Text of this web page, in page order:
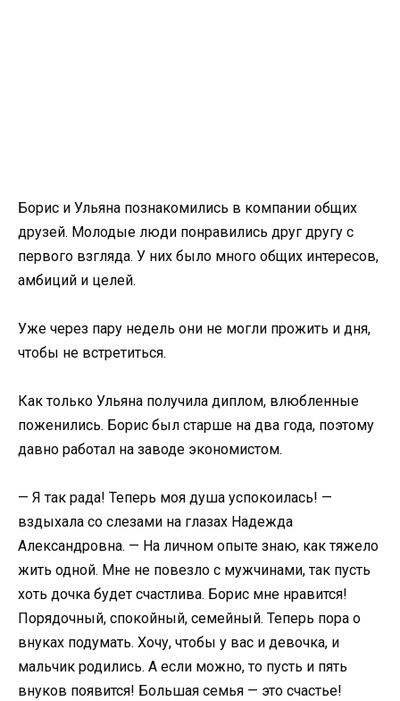
Борис и Ульяна познакомились в компании общих
друзей. Молодые люди понравились друг другу с
первого взгляда. У них было много общих интересов,
амбиций и целей.
Уже через пару недель они не могли прожить и дня,
чтобы не встретиться.
Как только Ульяна получила диплом, влюбленные
поженились. Борис был старше на два года, поэтому
давно работал на заводе экономистом.
— Я так рада! Теперь моя душа успокоилась! —
вздыхала со слезами на глазах Надежда
Александровна. — На личном опыте знаю, как тяжело
жить одной. Мне не повезло с мужчинами, так пусть
хоть дочка будет счастлива. Борис мне нравится!
Порядочный, спокойный, семейный. Теперь пора о
внуках подумать. Хочу, чтобы у вас и девочка, и
мальчик родились. А если можно, то пусть и пять
внуков появится! Большая семья — это счастье!